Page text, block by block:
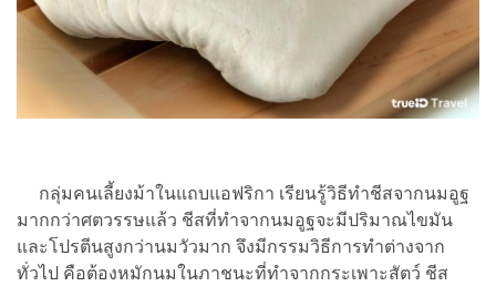
กลุ่มคนเลี้ยงม้าในแถบแอฟริกา เรียนรู้วิธีทำชีสจากนมอูฐ
มากกว่าศตวรรษแล้ว ชีสที่ทำจากนมอูฐจะมีปริมาณไขมัน
และโปรตีนสูงกว่านมวัวมาก จึงมีกรรมวิธีการทำต่างจาก
ทั่วไป คือต้องหมักนมในภาชนะที่ทำจากกระเพาะสัตว์ ชีส